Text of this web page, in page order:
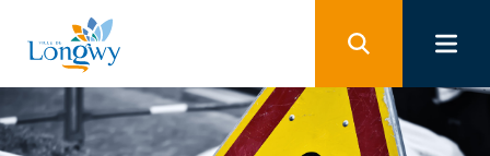
Panneau de gestion des cookies